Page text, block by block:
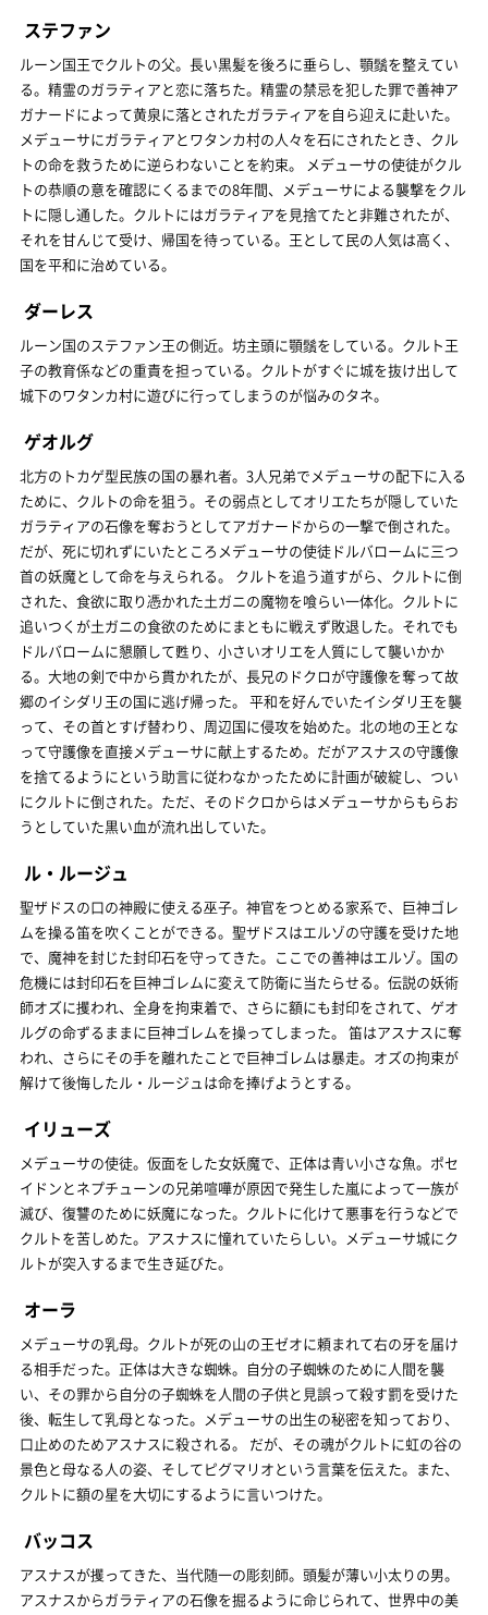
ステファン
ルーン国王でクルトの父。長い黒髪を後ろに垂らし、顎鬚を整えてい
る。精霊のガラティアと恋に落ちた。精霊の禁忌を犯した罪で善神ア
ガナードによって黄泉に落とされたガラティアを自ら迎えに赴いた。
メデューサにガラティアとワタンカ村の人々を石にされたとき、クル
トの命を救うために逆らわないことを約束。 メデューサの使徒がクル
トの恭順の意を確認にくるまでの8年間、メデューサによる襲撃をクル
トに隠し通した。クルトにはガラティアを見捨てたと非難されたが、
それを甘んじて受け、帰国を待っている。王として民の人気は高く、
国を平和に治めている。
ダーレス
ルーン国のステファン王の側近。坊主頭に顎鬚をしている。クルト王
子の教育係などの重責を担っている。クルトがすぐに城を抜け出して
城下のワタンカ村に遊びに行ってしまうのが悩みのタネ。
ゲオルグ
北方のトカゲ型民族の国の暴れ者。3人兄弟でメデューサの配下に入る
ために、クルトの命を狙う。その弱点としてオリエたちが隠していた
ガラティアの石像を奪おうとしてアガナードからの一撃で倒された。
だが、死に切れずにいたところメデューサの使徒ドルバロームに三つ
首の妖魔として命を与えられる。 クルトを追う道すがら、クルトに倒
された、食欲に取り憑かれた土ガニの魔物を喰らい一体化。クルトに
追いつくが土ガニの食欲のためにまともに戦えず敗退した。それでも
ドルバロームに懇願して甦り、小さいオリエを人質にして襲いかか
る。大地の剣で中から貫かれたが、長兄のドクロが守護像を奪って故
郷のイシダリ王の国に逃げ帰った。 平和を好んでいたイシダリ王を襲
って、その首とすげ替わり、周辺国に侵攻を始めた。北の地の王とな
って守護像を直接メデューサに献上するため。だがアスナスの守護像
を捨てるようにという助言に従わなかったために計画が破綻し、つい
にクルトに倒された。ただ、そのドクロからはメデューサからもらお
うとしていた黒い血が流れ出していた。
ル・ルージュ
聖ザドスの口の神殿に使える巫子。神官をつとめる家系で、巨神ゴレ
ムを操る笛を吹くことができる。聖ザドスはエルゾの守護を受けた地
で、魔神を封じた封印石を守ってきた。ここでの善神はエルゾ。国の
危機には封印石を巨神ゴレムに変えて防衛に当たらせる。伝説の妖術
師オズに攫われ、全身を拘束着で、さらに額にも封印をされて、ゲオ
ルグの命ずるままに巨神ゴレムを操ってしまった。 笛はアスナスに奪
われ、さらにその手を離れたことで巨神ゴレムは暴走。オズの拘束が
解けて後悔したル・ルージュは命を捧げようとする。
イリューズ
メデューサの使徒。仮面をした女妖魔で、正体は青い小さな魚。ポセ
イドンとネプチューンの兄弟喧嘩が原因で発生した嵐によって一族が
滅び、復讐のために妖魔になった。クルトに化けて悪事を行うなどで
クルトを苦しめた。アスナスに憧れていたらしい。メデューサ城にク
ルトが突入するまで生き延びた。
オーラ
メデューサの乳母。クルトが死の山の王ゼオに頼まれて右の牙を届け
る相手だった。正体は大きな蜘蛛。自分の子蜘蛛のために人間を襲
い、その罪から自分の子蜘蛛を人間の子供と見誤って殺す罰を受けた
後、転生して乳母となった。メデューサの出生の秘密を知っており、
口止めのためアスナスに殺される。 だが、その魂がクルトに虹の谷の
景色と母なる人の姿、そしてピグマリオという言葉を伝えた。また、
クルトに額の星を大切にするように言いつけた。
バッコス
アスナスが攫ってきた、当代随一の彫刻師。頭髪が薄い小太りの男。
アスナスからガラティアの石像を掘るように命じられて、世界中の美